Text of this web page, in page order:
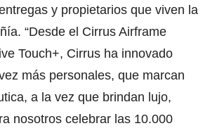
y propietarios que viven la
“Desde el Cirrus Airframe
Touch+, Cirrus ha innovado
más personales, que marcan
a la vez que brindan lujo,
nosotros celebrar las 10.000